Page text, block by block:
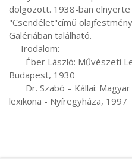
dolgozott. 1938-ban
"Csendélet"című
Galériában található.
Budapest, 1930
lexikona - Nyíregyháza, 1997